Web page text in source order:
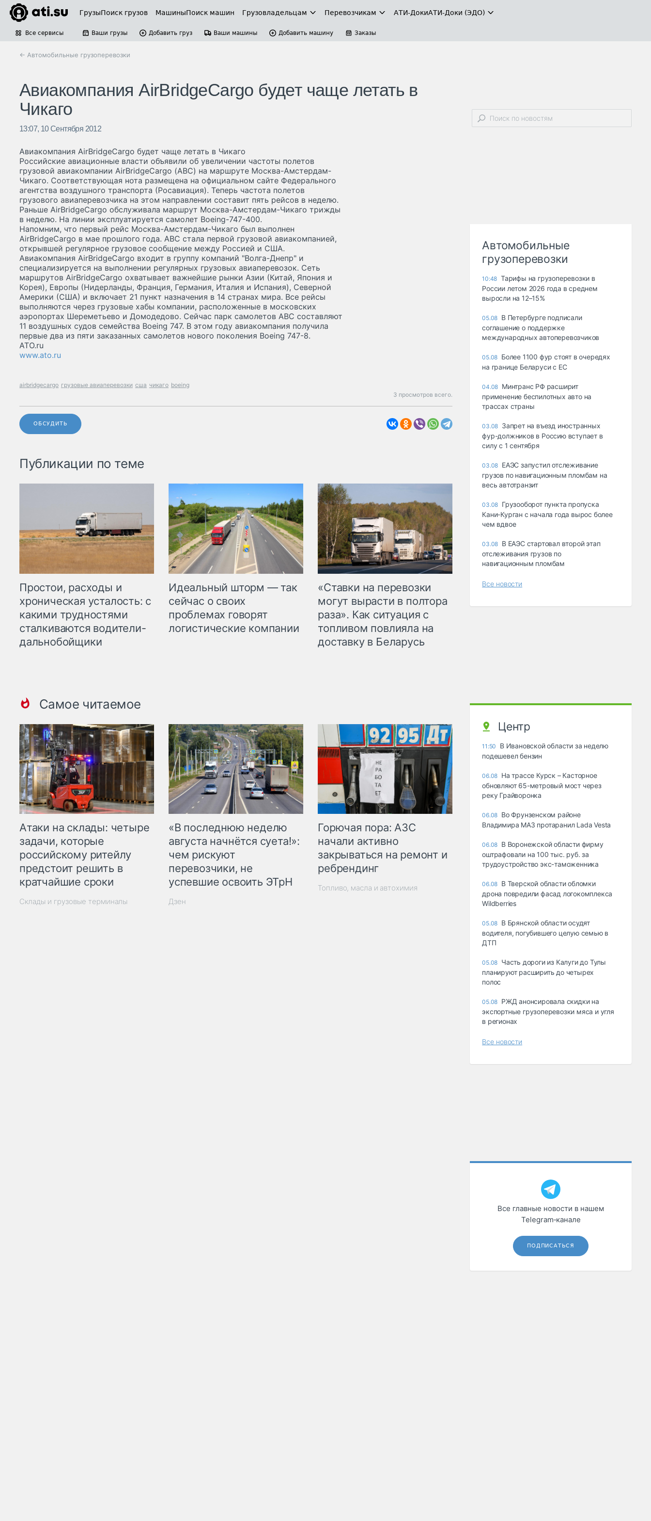
ГрузыПоиск грузов МашиныПоиск машин Грузовладельцам Перевозчикам АТИ-ДокиАТИ-Доки (ЭДО)
Все сервисы Ваши грузы Добавить груз Ваши машины Добавить машину Заказы
← Автомобильные грузоперевозки
Авиакомпания AirBridgeCargo будет чаще летать в
Чикаго
13:07, 10 Сентября 2012
Авиакомпания AirBridgeCargo будет чаще летать в Чикаго
Российские авиационные власти объявили об увеличении частоты полетов
грузовой авиакомпании AirBridgeCargo (АВС) на маршруте Москва-Амстердам-
Чикаго. Соответствующая нота размещена на официальном сайте Федерального
агентства воздушного транспорта (Росавиация). Теперь частота полетов
грузового авиаперевозчика на этом направлении составит пять рейсов в неделю.
Раньше AirBridgeCargo обслуживала маршрут Москва-Амстердам-Чикаго трижды
в неделю. На линии эксплуатируется самолет Boeing-747-400.
Напомним, что первый рейс Москва-Амстердам-Чикаго был выполнен
AirBridgeCargo в мае прошлого года. АВС стала первой грузовой авиакомпанией,
открывшей регулярное грузовое сообщение между Россией и США.
Авиакомпания AirBridgeCargo входит в группу компаний "Волга-Днепр" и
специализируется на выполнении регулярных грузовых авиаперевозок. Сеть
маршрутов AirBridgeCargo охватывает важнейшие рынки Азии (Китай, Япония и
Корея), Европы (Нидерланды, Франция, Германия, Италия и Испания), Северной
Америки (США) и включает 21 пункт назначения в 14 странах мира. Все рейсы
выполняются через грузовые хабы компании, расположенные в московских
аэропортах Шереметьево и Домодедово. Сейчас парк самолетов АВС составляют
11 воздушных судов семейства Boeing 747. В этом году авиакомпания получила
первые два из пяти заказанных самолетов нового поколения Boeing 747-8.
ATO.ru
www.ato.ru
airbridgecargo грузовые авиаперевозки сша чикаго boeing
3 просмотров всего.
ОБСУДИТЬ
Публикации по теме
Простои, расходы и
хроническая усталость: с
какими трудностями
сталкиваются водители-
дальнобойщики
Идеальный шторм — так
сейчас о своих
проблемах говорят
логистические компании
«Ставки на перевозки
могут вырасти в полтора
раза». Как ситуация с
топливом повлияла на
доставку в Беларусь
Самое читаемое
Атаки на склады: четыре
задачи, которые
российскому ритейлу
предстоит решить в
кратчайшие сроки
Склады и грузовые терминалы
«В последнюю неделю
августа начнётся суета!»:
чем рискуют
перевозчики, не
успевшие освоить ЭТрН
Дзен
Горючая пора: АЗС
начали активно
закрываться на ремонт и
ребрендинг
Топливо, масла и автохимия
Автомобильные
грузоперевозки
10:48 Тарифы на грузоперевозки в
России летом 2026 года в среднем
выросли на 12–15%
05.08 В Петербурге подписали
соглашение о поддержке
международных автоперевозчиков
05.08 Более 1100 фур стоят в очередях
на границе Беларуси с ЕС
04.08 Минтранс РФ расширит
применение беспилотных авто на
трассах страны
03.08 Запрет на въезд иностранных
фур-должников в Россию вступает в
силу с 1 сентября
03.08 ЕАЭС запустил отслеживание
грузов по навигационным пломбам на
весь автотранзит
03.08 Грузооборот пункта пропуска
Кани-Курган с начала года вырос более
чем вдвое
03.08 В ЕАЭС стартовал второй этап
отслеживания грузов по
навигационным пломбам
Все новости
Центр
11:50
В Ивановской области за неделю
подешевел бензин
06.08 На трассе Курск – Касторное
обновляют 65-метровый мост через
реку Грайворонка
06.08 Во Фрунзенском районе
Владимира МАЗ протаранил Lada Vesta
06.08 В Воронежской области фирму
оштрафовали на 100 тыс. руб. за
трудоустройство экс-таможенника
06.08 В Тверской области обломки
дрона повредили фасад логокомплекса
Wildberries
05.08 В Брянской области осудят
водителя, погубившего целую семью в
ДТП
05.08 Часть дороги из Калуги до Тулы
планируют расширить до четырех
полос
05.08 РЖД анонсировала скидки на
экспортные грузоперевозки мяса и угля
в регионах
Все новости
Все главные новости в нашем
Telegram‑канале
ПОДПИСАТЬСЯ